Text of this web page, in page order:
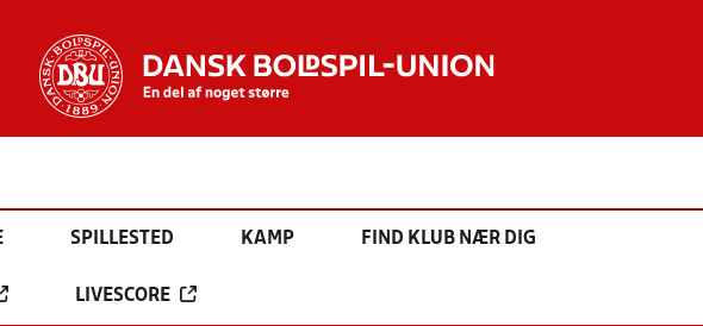
SPILLESTED KAMP FIND KLUB NÆR DIG
LIVESCORE